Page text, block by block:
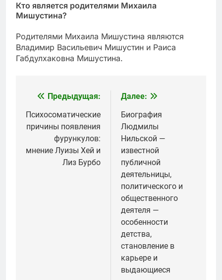
Кто является родителями Михаила
Мишустина?
Родителями Михаила Мишустина являются
Владимир Васильевич Мишустин и Раиса
Габдулхаковна Мишустина.
Навигация
по
записям
Предыдущая:
Психосоматические
причины появления
фурункулов:
мнение Луизы Хей и
Лиз Бурбо
Далее:
Биография
Людмилы
Нильской —
известной
публичной
деятельницы,
политического и
общественного
деятеля —
особенности
детства,
становление в
карьере и
выдающиеся